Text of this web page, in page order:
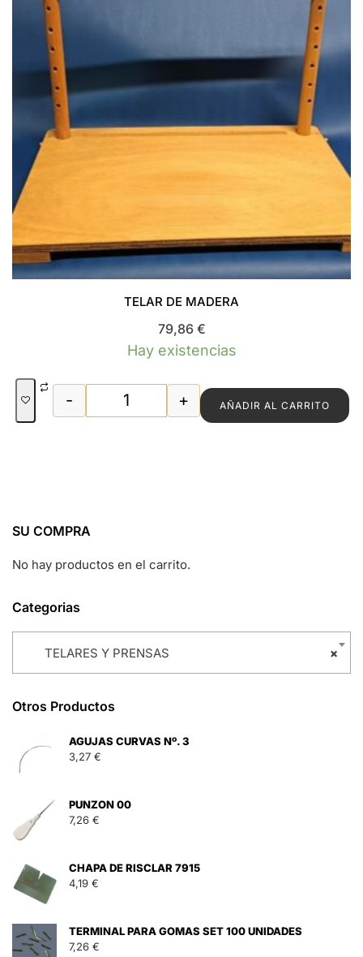
TELAR DE MADERA
79,86 €
Hay existencias
TELAR DE MADERA cantidad
- + AÑADIR AL CARRITO
SU COMPRA
No hay productos en el carrito.
Categorias
×
TELARES Y PRENSAS
Otros Productos
AGUJAS CURVAS Nº. 3
3,27 €
PUNZON 00
7,26 €
CHAPA DE RISCLAR 7915
4,19 €
TERMINAL PARA GOMAS SET 100 UNIDADES
7,26 €